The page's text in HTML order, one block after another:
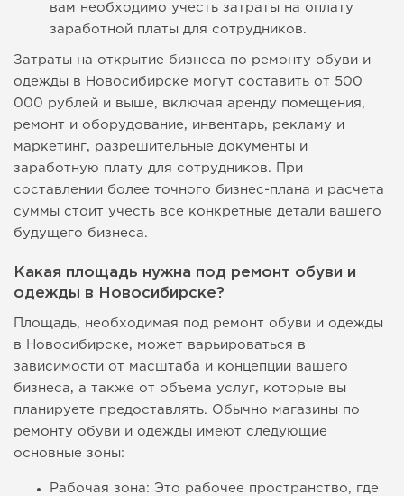
вам необходимо учесть затраты на оплату
заработной платы для сотрудников.
Затраты на открытие бизнеса по ремонту обуви и
одежды в Новосибирске могут составить от 500
000 рублей и выше, включая аренду помещения,
ремонт и оборудование, инвентарь, рекламу и
маркетинг, разрешительные документы и
заработную плату для сотрудников. При
составлении более точного бизнес-плана и расчета
суммы стоит учесть все конкретные детали вашего
будущего бизнеса.
Какая площадь нужна под ремонт обуви и
одежды в Новосибирске?
Площадь, необходимая под ремонт обуви и одежды
в Новосибирске, может варьироваться в
зависимости от масштаба и концепции вашего
бизнеса, а также от объема услуг, которые вы
планируете предоставлять. Обычно магазины по
ремонту обуви и одежды имеют следующие
основные зоны:
Рабочая зона: Это рабочее пространство, где